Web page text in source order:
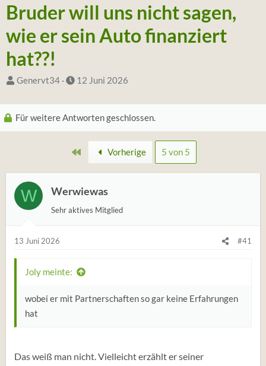
Bruder will uns nicht sagen,
wie er sein Auto finanziert
hat??!
S
r
*
Genervt34
D
u
S
r
t
12 Juni 2026
Für weitere Antworten geschlossen.
Erste Vorherige 5 von 5
W Werwiewas
Sehr aktives Mitglied
13 Juni 2026 #41
Joly meinte:
wobei er mit Partnerschaften so gar keine Erfahrungen
hat
Das weiß man nicht. Vielleicht erzählt er seiner